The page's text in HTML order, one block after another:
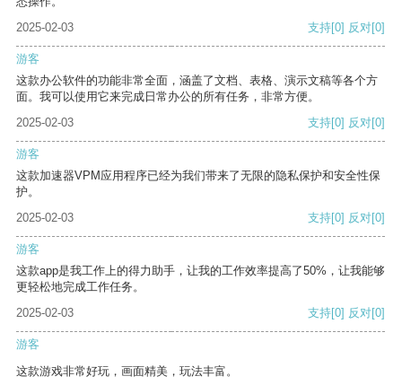
2025-02-03
支持[0] 反对[0]
游客
这款办公软件的功能非常全面，涵盖了文档、表格、演示文稿等各个方
面。我可以使用它来完成日常办公的所有任务，非常方便。
2025-02-03
支持[0] 反对[0]
游客
这款加速器VPM应用程序已经为我们带来了无限的隐私保护和安全性保
护。
2025-02-03
支持[0] 反对[0]
游客
这款app是我工作上的得力助手，让我的工作效率提高了50%，让我能够
更轻松地完成工作任务。
2025-02-03
支持[0] 反对[0]
游客
这款游戏非常好玩，画面精美，玩法丰富。